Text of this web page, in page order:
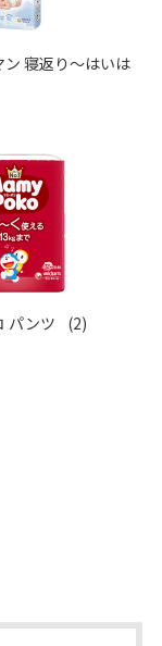
ン 寝返り～はいは
パンツ (2)